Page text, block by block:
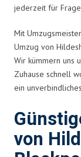
jederzeit für
Mit
Umzug von
Wir kümmern uns
Zuhause schnell
ein
von